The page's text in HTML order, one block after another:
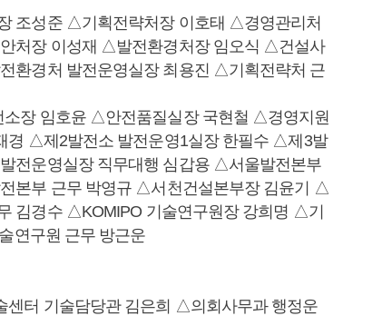
조성준 △기획전략처장 이호태 △경영관리처
처장 이성재 △발전환경처장 임오식 △건설사
환경처 발전운영실장 최용진 △기획전략처 근
장 임호윤 △안전품질실장 국현철 △경영지원
경 △제2발전소 발전운영1실장 한필수 △제3발
전운영실장 직무대행 심갑용 △서울발전본부
본부 근무 박영규 △서천건설본부장 김윤기 △
김경수 △KOMIPO 기술연구원장 강희명 △기
연구원 근무 방근운
터 기술담당관 김은희 △의회사무과 행정운